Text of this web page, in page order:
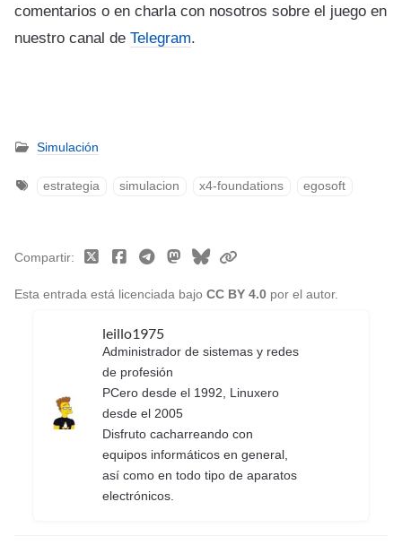
comentarios o en charla con nosotros sobre el juego en
nuestro canal de Telegram.
Simulación
estrategia simulacion x4-foundations egosoft
Esta entrada está licenciada bajo CC BY 4.0 por el autor.
Compartir
leillo1975
Administrador de sistemas y redes
de profesión
PCero desde el 1992, Linuxero
desde el 2005
Disfruto cacharreando con
equipos informáticos en general,
así como en todo tipo de aparatos
electrónicos.